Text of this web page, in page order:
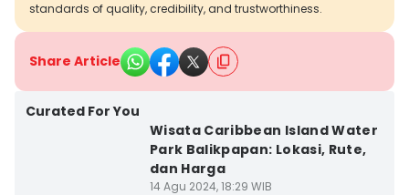
standards of quality, credibility, and trustworthiness.
Share Article
Curated For You
Wisata Caribbean Island Water
Park Balikpapan: Lokasi, Rute,
dan Harga
14 Agu 2024, 18:29 WIB